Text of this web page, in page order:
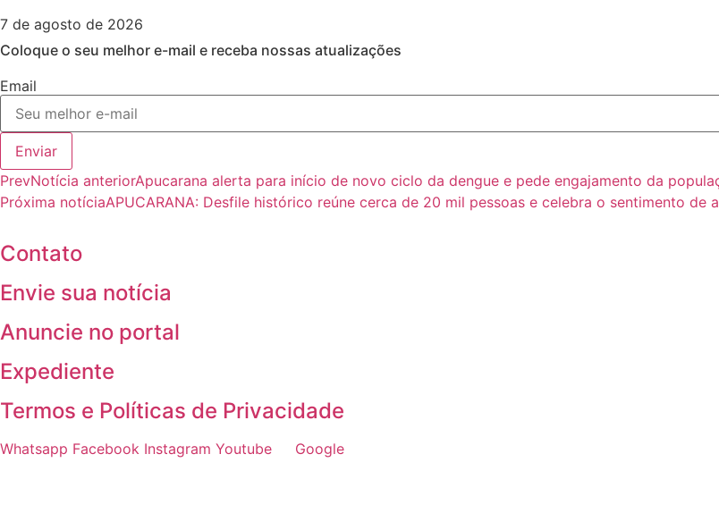
7 de agosto de 2026
Coloque o seu melhor e-mail e receba nossas atualizações
Email
Enviar
PrevNotícia anteriorApucarana alerta para início de novo ciclo da dengue e pede engajamento da
Próxima notíciaAPUCARANA: Desfile histórico reúne cerca de 20 mil pessoas e celebra o sentimento de
Contato
Envie sua notícia
Anuncie no portal
Expediente
Termos e Políticas de Privacidade
Whatsapp Facebook Instagram Youtube Google